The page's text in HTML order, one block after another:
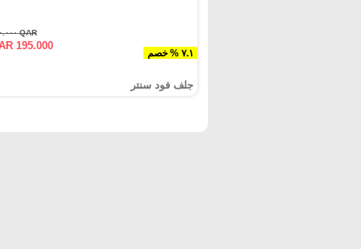
٧.١ % خصم
QAR ٢١٠.٠٠٠
195.000
جلف فود سنتر